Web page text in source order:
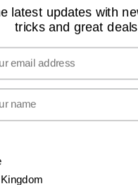
TILMELDING
med gode tilbud og
og du kan til enhver tid
latest updates with
tricks and great